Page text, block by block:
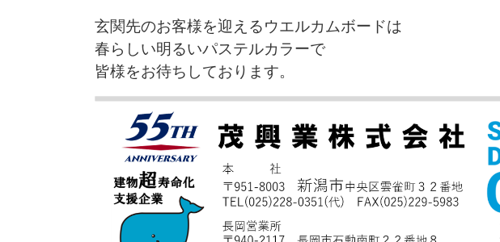
玄関先のお客様を迎えるウエルカムボードは
春らしい明るいパステルカラーで
皆様をお待ちしております。